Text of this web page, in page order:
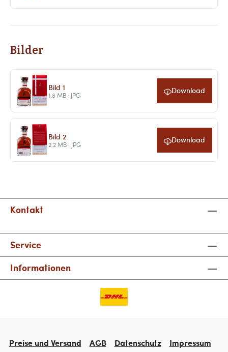
Bilder
Bild 1
1.8 MB · JPG Download
Bild 2
2.2 MB · JPG Download
Kontakt
Service
Informationen
Preise und Versand AGB Datenschutz Impressum